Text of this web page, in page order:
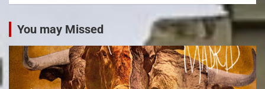
You may Missed